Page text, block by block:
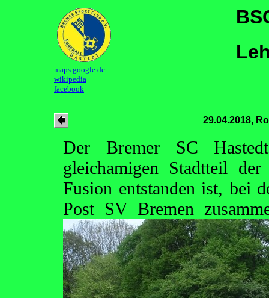
maps.google.de
wikipedia
facebook
29.04.2018,
Der Bremer SC
gleichamigen Stadtteil
Fusion entstanden ist, bei
Post SV Bremen